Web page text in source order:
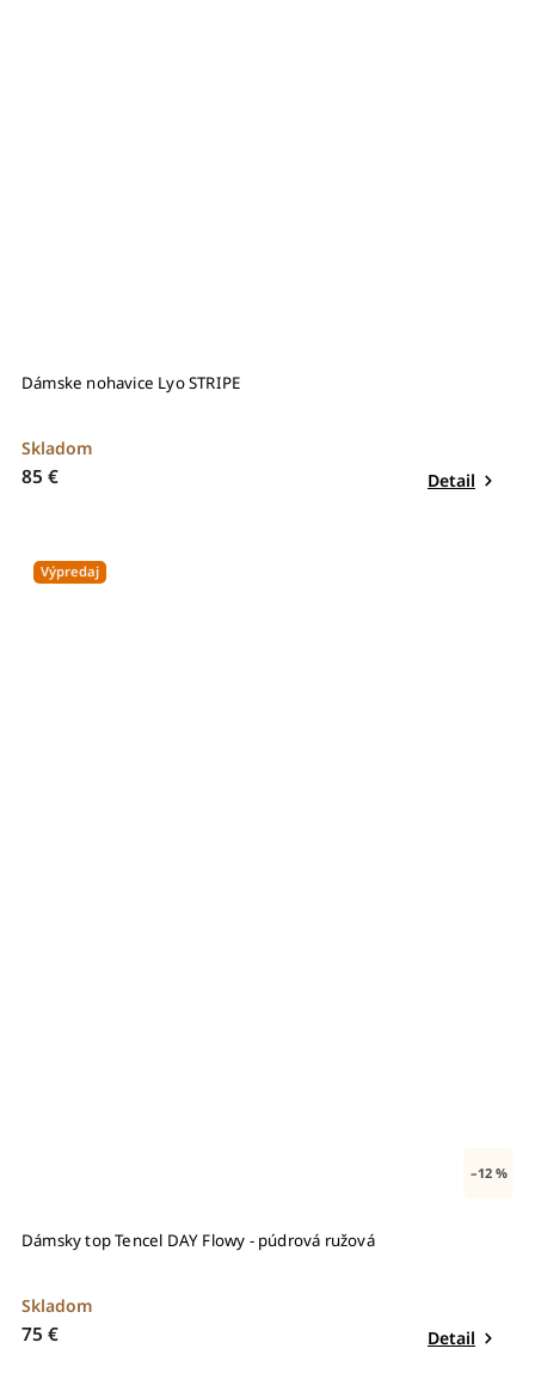
Dámske nohavice Lyo STRIPE
Skladom
85 € Detail
Výpredaj
–12 %
Dámsky top Tencel DAY Flowy - púdrová ružová
Skladom
75 € Detail